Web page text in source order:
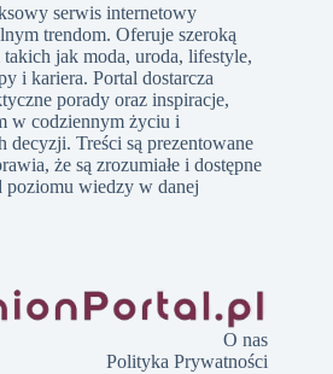
serwis internetowy
trendom. Oferuje szeroką
jak moda, uroda, lifestyle,
i kariera. Portal dostarcza
porady oraz inspiracje,
w codziennym życiu i
Treści są prezentowane
że są zrozumiałe i dostępne
poziomu wiedzy w danej
O nas
Polityka Prywatności